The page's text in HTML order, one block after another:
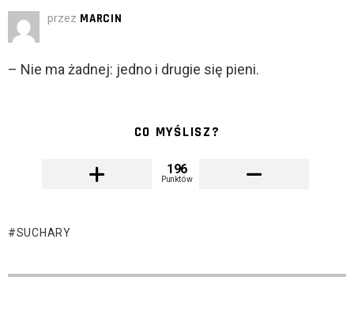
przez MARCIN
– Nie ma żadnej: jedno i drugie się pieni.
CO MYŚLISZ?
196
Punktów
SUCHARY